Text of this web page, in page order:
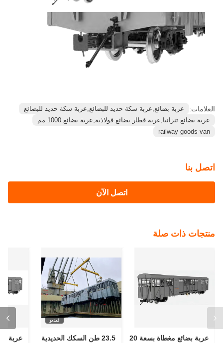
العلامات:
عربة بضائع,عربة سكة حديد للبضائع,عربة سكة حديد للبضائع
عربة بضائع تنزانيا,عربة قطار بضائع فولاذية,عربة بضائع 1000 مم
railway goods van
اتصل بنا
اتصل الآن
منتجات ذات صلة
عربة بضائع مغطاة بسعة 20
فيديو
23.5 طن السكك الحديدية
عربة